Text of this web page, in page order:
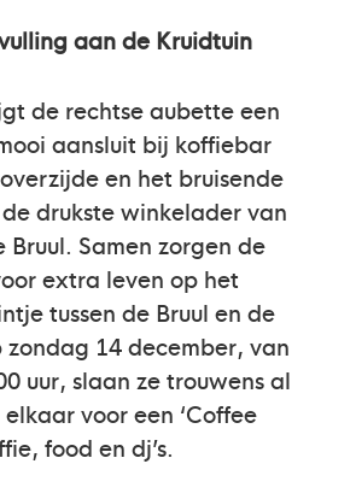
aan de Kruidtuin
de rechtse aubette een
aansluit bij koffiebar
en het bruisende
drukste winkelader van
Bruul. Samen zorgen de
extra leven op het
tussen de Bruul en de
14 december, van
uur, slaan ze trouwens al
voor een ‘Coffee
food en dj’s.